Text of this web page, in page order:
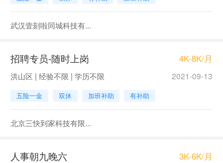
武汉壹刻啦同城科技有...
招聘专员-随时上岗 4K-8K/月
洪山区 | 经验不限 | 学历不限 2021-09-13
五险一金 双休 加班补助 有补助
北京三快到家科技有限...
人事朝九晚六 3K-6K/月